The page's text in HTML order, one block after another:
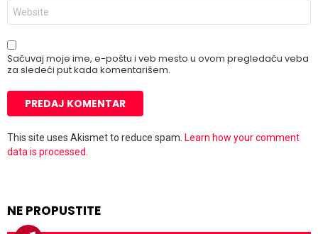
Veb
mesto
Sačuvaj moje ime, e-poštu i veb mesto u ovom pregledaču veba
za sledeći put kada komentarišem.
This site uses Akismet to reduce spam. Learn how your comment
data is processed.
NE PROPUSTITE